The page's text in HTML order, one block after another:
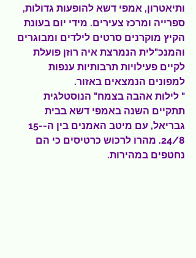
ותיאטרון, אמפי דשא להופעות גדולות,
ספרייה ומרכז צעירים. מידי יום בעונת
הקיץ מוקרנים סרטים לילדים ומבוגרים
והמנכ"לית הנמרצת איה רוזן פועלת
לקיים פעילויות תרבותיות ענפות
למפונים הנמצאים באזור.
" לילות אהבה בצמח" הנוסטלגית
תתקיים השנה באמפי דשא בבית
גבריאל, עם מיטב האמנים בין ה-15-
24/8. מהרו לרכוש כרטיסים כי הם
נחטפים במהירות.